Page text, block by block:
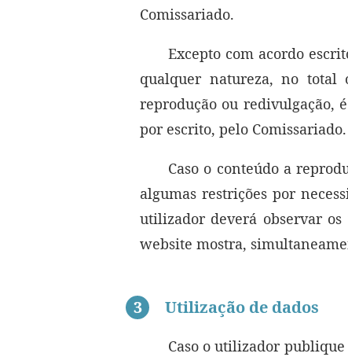
Comissariado.
Excepto com acordo
qualquer natureza, no total
reprodução ou redivulgação,
por escrito, pelo Comissariado.
Caso o conteúdo a
algumas restrições por
utilizador deverá observar os
website mostra,
3 Utilização de dados
Caso o utilizador